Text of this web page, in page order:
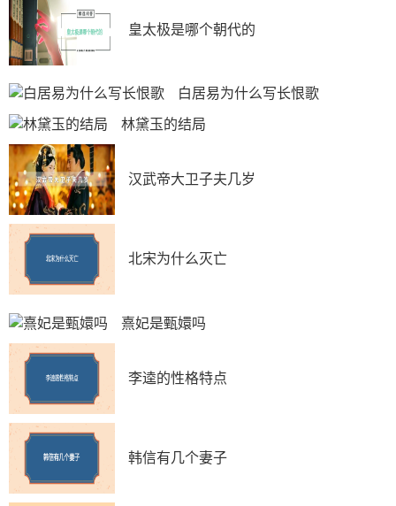
皇太极是哪个朝代的
白居易为什么写长恨歌
林黛玉的结局
汉武帝大卫子夫几岁
北宋为什么灭亡
熹妃是甄嬛吗
李逵的性格特点
韩信有几个妻子